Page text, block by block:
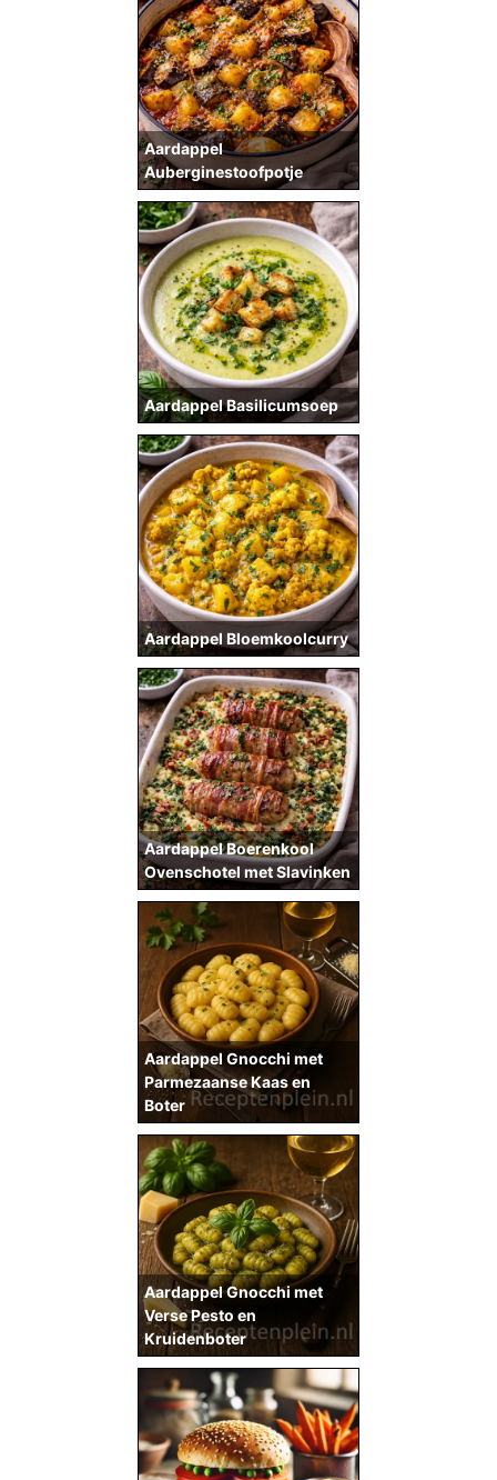
Aardappel
Auberginestoofpotje
Aardappel Basilicumsoep
Aardappel Bloemkoolcurry
Aardappel Boerenkool
Ovenschotel met Slavinken
Aardappel Gnocchi met
Parmezaanse Kaas en
Boter
Aardappel Gnocchi met
Verse Pesto en
Kruidenboter